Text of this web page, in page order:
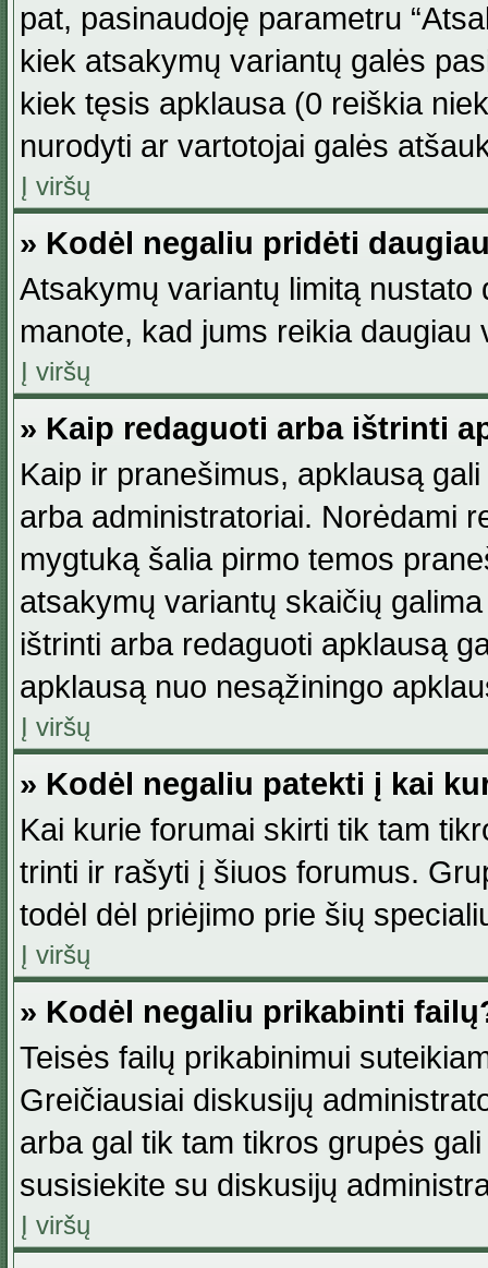
pat, pasinaudoję parametru
kiek atsakymų variantų galės
kiek tęsis apklausa (0 reiškia
nurodyti ar vartotojai galės
Į viršų
» Kodėl negaliu pridėti
Atsakymų variantų limitą
manote, kad jums reikia daugiau
Į viršų
» Kaip redaguoti arba ištrinti
Kaip ir pranešimus, apklausą
arba administratoriai. Norėdami
mygtuką šalia pirmo temos
atsakymų variantų skaičių
ištrinti arba redaguoti apklausą
apklausą nuo nesąžiningo
Į viršų
» Kodėl negaliu patekti į kai
Kai kurie forumai skirti tik tam
trinti ir rašyti į šiuos forumus.
todėl dėl priėjimo prie šių
Į viršų
» Kodėl negaliu prikabinti
Teisės failų prikabinimui
Greičiausiai diskusijų
arba gal tik tam tikros grupės
susisiekite su diskusijų
Į viršų